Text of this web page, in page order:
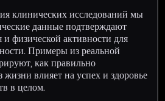
клинических исследований мы
данные подтверждают
физической активности для
Примеры из реальной
как правильно
влияет на успех и здоровье
в целом.